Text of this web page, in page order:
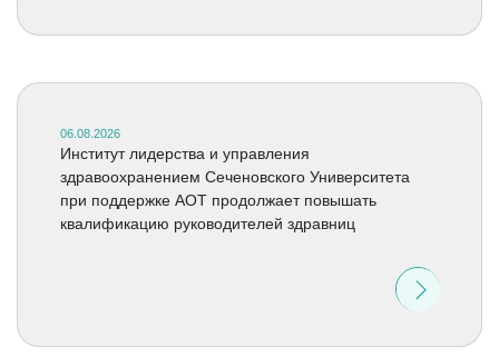
06.08.2026
Институт лидерства и управления
здравоохранением Сеченовского Университета
при поддержке АОТ продолжает повышать
квалификацию руководителей здравниц